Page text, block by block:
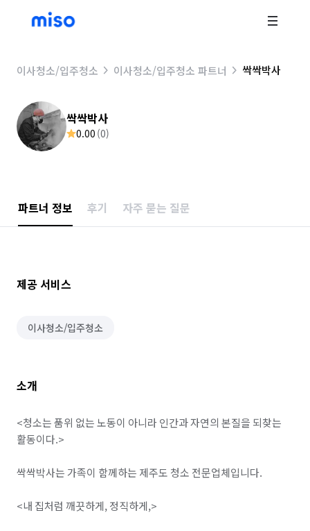
이사청소/입주청소 이사청소/입주청소 파트너 싹싹박사
싹싹박사
0.00 (0)
파트너 정보 후기 자주 묻는 질문
제공 서비스
이사청소/입주청소
소개
<청소는 품위 없는 노동이 아니라 인간과 자연의 본질을 되찾는
활동이다.>
싹싹박사는 가족이 함께하는 제주도 청소 전문업체입니다.
<내 집처럼 깨끗하게, 정직하게,>